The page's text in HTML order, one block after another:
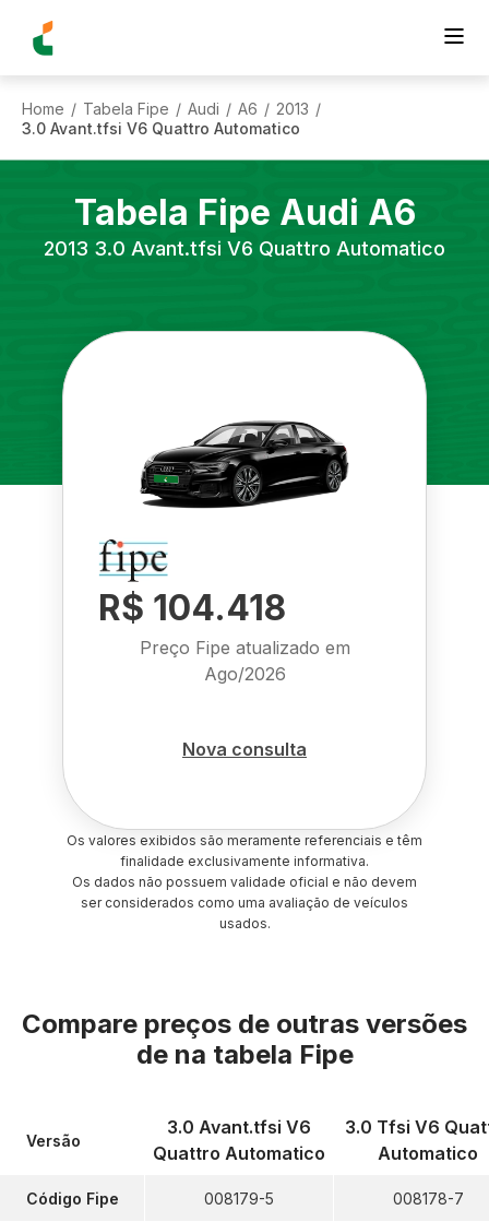
Home / Tabela Fipe / Audi / A6 / 2013 /
3.0 Avant.tfsi V6 Quattro Automatico
Tabela Fipe Audi A6
2013 3.0 Avant.tfsi V6 Quattro Automatico
R$ 104.418
Preço Fipe atualizado em
Ago/2026
Nova consulta
Os valores exibidos são meramente referenciais e têm
finalidade exclusivamente informativa.
Os dados não possuem validade oficial e não devem
ser considerados como uma avaliação de veículos
usados.
Compare preços de outras versões
de na tabela Fipe
Versão
Código Fipe
3.0 Avant.tfsi V6
Quattro Automatico
008179-5
3.0 Tfsi V6
Automatico
008178-7